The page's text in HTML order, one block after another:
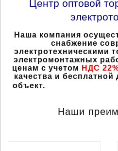
Центр оптовой
Наша компания
снабжение
электротехническими
электромонтажных
ценам с учетом НДС
качества и
объект.
Наши